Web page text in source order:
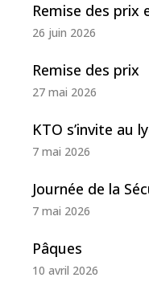
Remise des prix
26 juin 2026
Remise des prix
27 mai 2026
KTO s’invite au
7 mai 2026
Journée de la
7 mai 2026
Pâques
10 avril 2026